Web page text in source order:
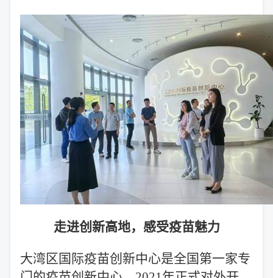
走进创新高地，感受疫苗魅力
大湾区国际疫苗创新中心是全国第一家专